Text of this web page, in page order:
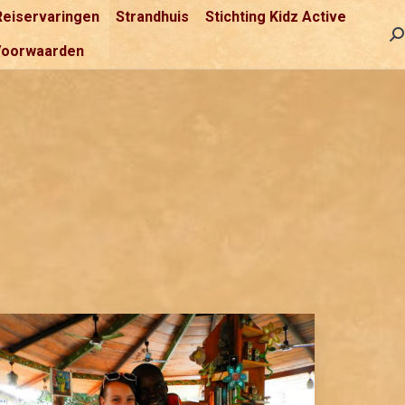
Strandhuis
Stichting Kidz Active